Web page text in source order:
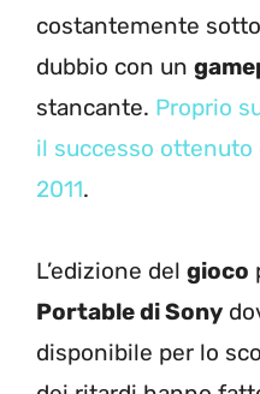
costantemente
dubbio con un
stancante. Proprio
il successo ottenuto
2011.
L’edizione del gioco
Portable di Sony
disponibile per lo